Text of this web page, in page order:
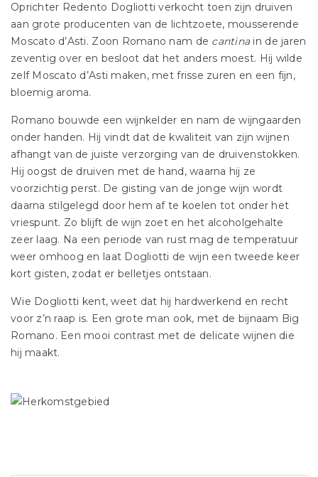
Oprichter Redento Dogliotti verkocht toen zijn druiven
aan grote producenten van de lichtzoete, mousserende
Moscato d’Asti. Zoon Romano nam de cantinain de jaren
zeventig over en besloot dat het anders moest. Hij wilde
zelf Moscato d’Asti maken, met frisse zuren en een fijn,
bloemig aroma.
Romano bouwde een wijnkelder en nam de wijngaarden
onder handen. Hij vindt dat de kwaliteit van zijn wijnen
afhangt van de juiste verzorging van de druivenstokken.
Hij oogst de druiven met de hand, waarna hij ze
voorzichtig perst. De gisting van de jonge wijn wordt
daarna stilgelegd door hem af te koelen tot onder het
vriespunt. Zo blijft de wijn zoet en het alcoholgehalte
zeer laag. Na een periode van rust mag de temperatuur
weer omhoog en laat Dogliotti de wijn een tweede keer
kort gisten, zodat er belletjes ontstaan.
Wie Dogliotti kent, weet dat hij hardwerkend en recht
voor z’n raap is. Een grote man ook, met de bijnaam Big
Romano. Een mooi contrast met de delicate wijnen die
hij maakt.